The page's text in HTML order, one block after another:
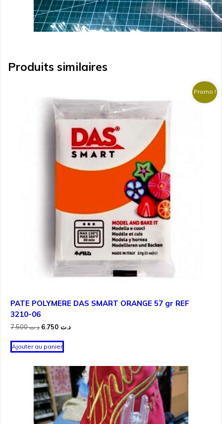
Produits similaires
Promo !
PATE POLYMERE DAS SMART ORANGE 57 gr REF
3210-06
د.ت7.500
Le
initial
était :
د.تLe
Ajouter au panier